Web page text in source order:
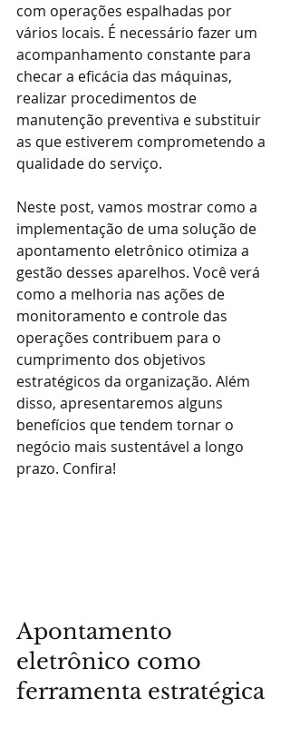
com operações espalhadas por
vários locais. É necessário fazer um
acompanhamento constante para
checar a eficácia das máquinas,
realizar procedimentos de
manutenção preventiva e substituir
as que estiverem comprometendo a
qualidade do serviço.
Neste post, vamos mostrar como a
implementação de uma solução de
apontamento eletrônico otimiza a
gestão desses aparelhos. Você verá
como a melhoria nas ações de
monitoramento e controle das
operações contribuem para o
cumprimento dos objetivos
estratégicos da organização. Além
disso, apresentaremos alguns
benefícios que tendem tornar o
negócio mais sustentável a longo
prazo. Confira!
Apontamento
eletrônico como
ferramenta estratégica